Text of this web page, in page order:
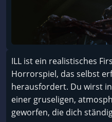
ILL ist ein realistisches
Horrorspiel, das selbst
herausfordert. Du wirst
einer gruseligen,
geworfen, die dich